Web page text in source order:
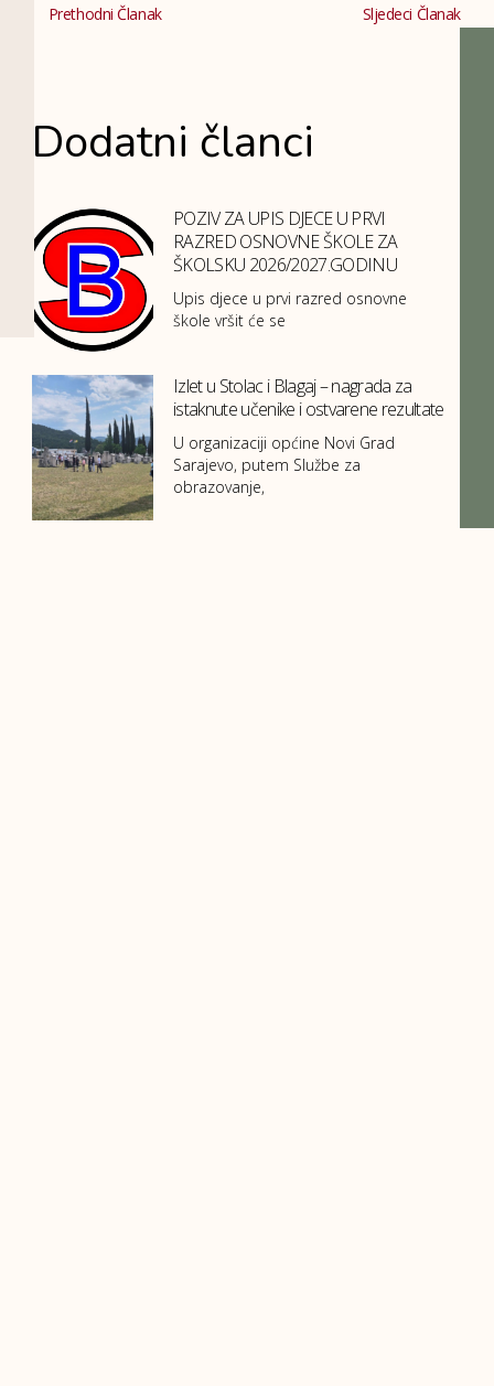
Prethodni Članak Sljedeci Članak
Dodatni članci
POZIV ZA UPIS DJECE U PRVI
RAZRED OSNOVNE ŠKOLE ZA
ŠKOLSKU 2026/2027.GODINU
Upis djece u prvi razred osnovne
škole vršit će se
Izlet u Stolac i Blagaj – nagrada za
istaknute učenike i ostvarene rezultate
U organizaciji općine Novi Grad
Sarajevo, putem Službe za
obrazovanje,